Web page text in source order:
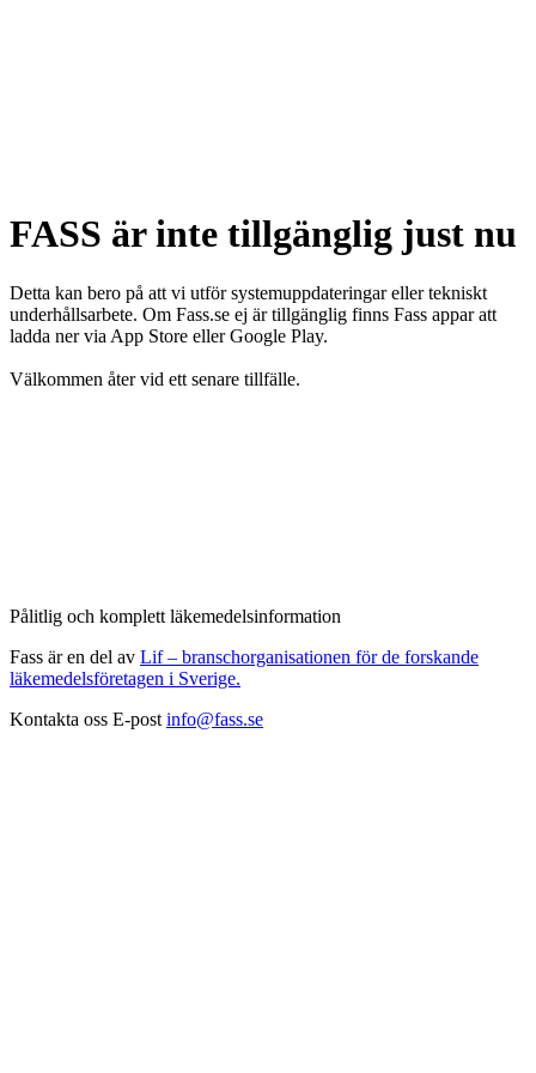
FASS är inte tillgänglig just nu
Detta kan bero på att vi utför systemuppdateringar eller tekniskt
underhållsarbete. Om Fass.se ej är tillgänglig finns Fass appar att
ladda ner via App Store eller Google Play.
Välkommen åter vid ett senare tillfälle.
Pålitlig och komplett läkemedelsinformation
Fass är en del av Lif – branschorganisationen för de forskande
läkemedelsföretagen i Sverige.
Kontakta oss E-post info@fass.se